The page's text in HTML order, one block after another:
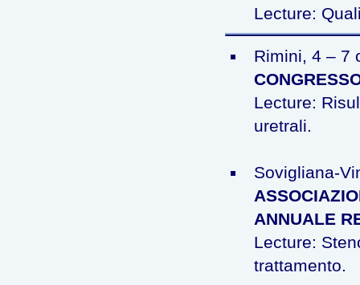
Lecture:
Rimini, 4 – 7
Lecture:
uretrali.
Sovigliana-
ANNUALE
Lecture:
trattamento.